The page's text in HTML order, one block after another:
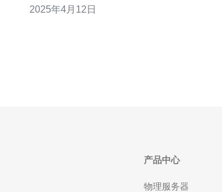
您快速高效地与越南服务器电话进行沟通。 在与越南
2025年4月12日
产品中心
物理服务器